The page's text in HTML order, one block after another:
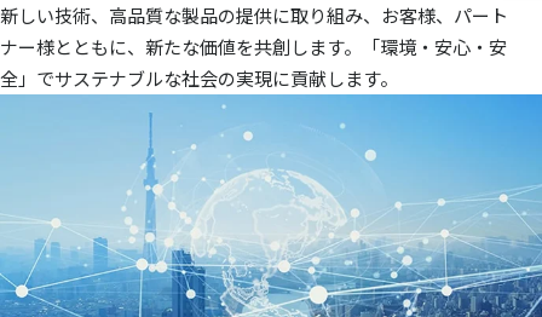
新しい技術、高品質な製品の提供に取り組み、お客様、パート
ナー様とともに、新たな価値を共創します。「環境・安心・安
全」でサステナブルな社会の実現に貢献します。